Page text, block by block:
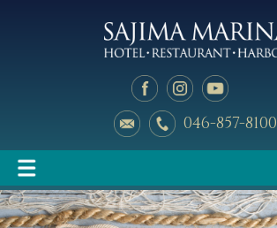
046-857-8100